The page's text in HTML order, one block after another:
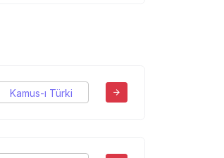
Kamus-ı Türki